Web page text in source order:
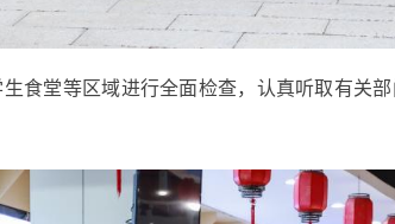
食堂等区域进行全面检查，认真听取有关